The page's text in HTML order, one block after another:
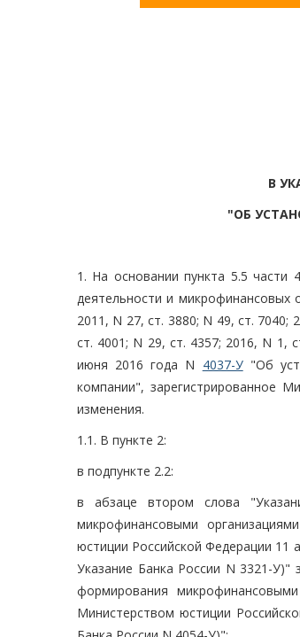
В
"ОБ
1. На основании пункта 5.5
деятельности и микрофинансовых
2011, N 27, ст. 3880; N 49, ст. 7040;
ст. 4001; N 29, ст. 4357; 2016, N 1,
июня 2016 года N 4037-У"Об
компании", зарегистрированное
изменения.
1.1. В пункте 2:
в подпункте 2.2:
в абзаце втором слова
микрофинансовыми
юстиции Российской Федерации 11
Указание Банка России N 3321-
формирования
Министерством юстиции